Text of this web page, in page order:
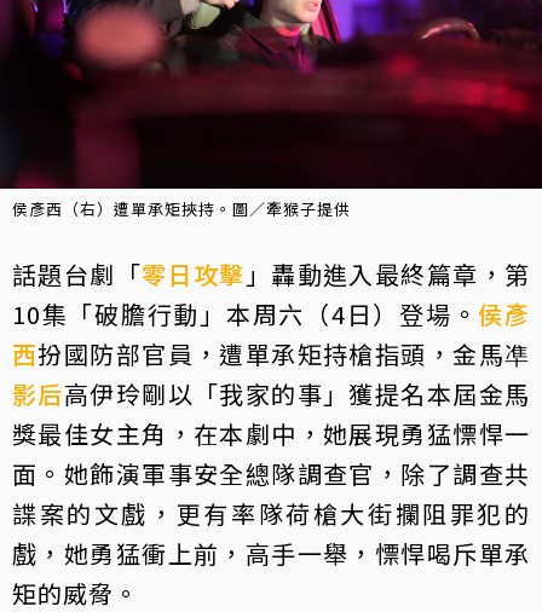
侯彥西（右）遭單承矩挾持。圖／牽猴子提供
話題台劇「零日攻擊 」轟動進入最終篇章，第
10集「破膽行動」本周六（4日）登場。侯彥
西扮國防部官員，遭單承矩持槍指頭，金馬凖
影后高伊玲剛以「我家的事」獲提名本屆金馬
獎最佳女主角，在本劇中，她展現勇猛慓悍一
面。她飾演軍事安全總隊調查官，除了調查共
諜案的文戲，更有率隊荷槍大街攔阻罪犯的
戲，她勇猛衝上前，高手一舉，慓悍喝斥單承
矩的威脅。